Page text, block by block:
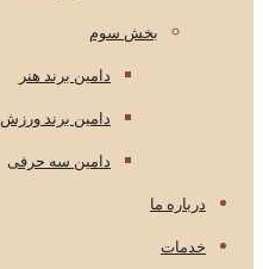
بخش سوم
دامین برند هنر
دامین برند ورزش
دامین سه حرفی
درباره ما
خدمات